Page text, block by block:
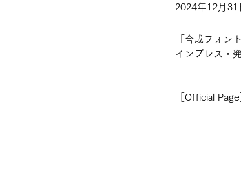
2024年12月31
「合成フォン
インプレス・
［Official